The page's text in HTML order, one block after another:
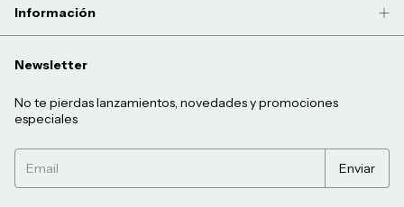
Información
Newsletter
No te pierdas lanzamientos, novedades y promociones
especiales